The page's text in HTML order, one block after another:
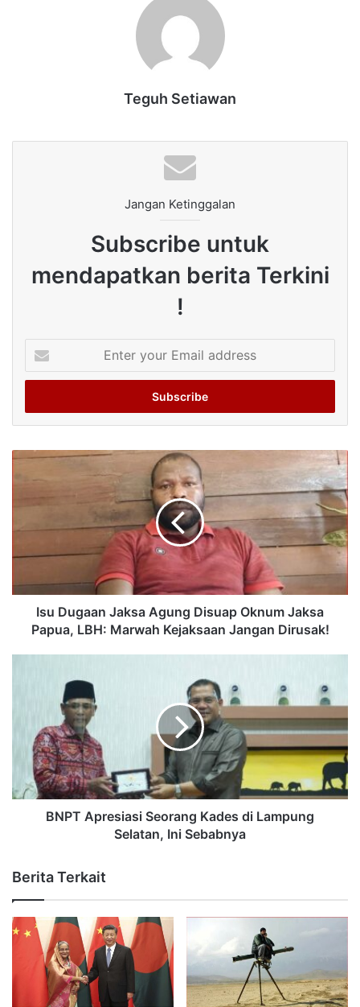
Teguh Setiawan
Jangan Ketinggalan
Subscribe untuk
mendapatkan berita Terkini
!
your
Email
Isu Dugaan Jaksa Agung Disuap Oknum Jaksa
Papua, LBH: Marwah Kejaksaan Jangan Dirusak!
BNPT Apresiasi Seorang Kades di Lampung
Selatan, Ini Sebabnya
Berita Terkait